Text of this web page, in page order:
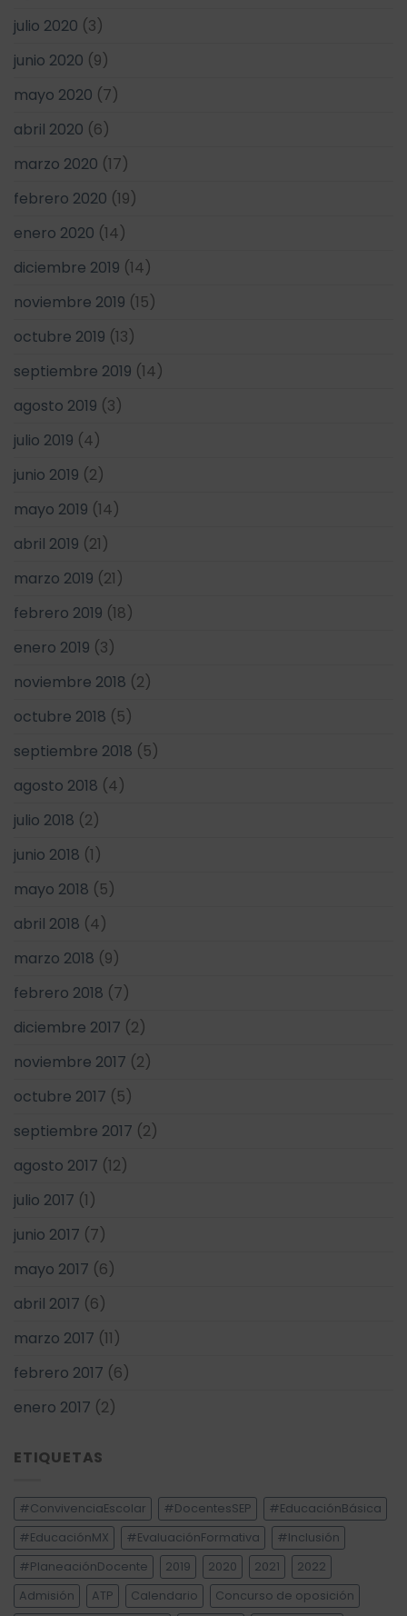
julio 2020 (3)
junio 2020 (9)
mayo 2020 (7)
abril 2020 (6)
marzo 2020 (17)
febrero 2020 (19)
enero 2020 (14)
diciembre 2019 (14)
noviembre 2019 (15)
octubre 2019 (13)
septiembre 2019 (14)
agosto 2019 (3)
julio 2019 (4)
junio 2019 (2)
mayo 2019 (14)
abril 2019 (21)
marzo 2019 (21)
febrero 2019 (18)
enero 2019 (3)
noviembre 2018 (2)
octubre 2018 (5)
septiembre 2018 (5)
agosto 2018 (4)
julio 2018 (2)
junio 2018 (1)
mayo 2018 (5)
abril 2018 (4)
marzo 2018 (9)
febrero 2018 (7)
diciembre 2017 (2)
noviembre 2017 (2)
octubre 2017 (5)
septiembre 2017 (2)
agosto 2017 (12)
julio 2017 (1)
junio 2017 (7)
mayo 2017 (6)
abril 2017 (6)
marzo 2017 (11)
febrero 2017 (6)
enero 2017 (2)
ETIQUETAS
#ConvivenciaEscolar #DocentesSEP
#EducaciónBásica
#EducaciónMX
#EvaluaciónFormativa
#Inclusión
#PlaneaciónDocente
2019 2020 2021
2022
Admisión
ATP Calendario Concurso de oposición